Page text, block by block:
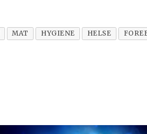
MAT HYGIENE HELSE